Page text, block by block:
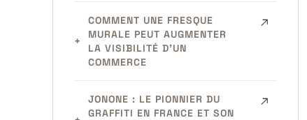
COMMENT UNE FRESQUE
MURALE PEUT AUGMENTER
LA VISIBILITÉ D’UN
COMMERCE
JONONE : LE PIONNIER DU
GRAFFITI EN FRANCE ET SON